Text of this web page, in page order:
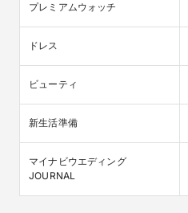
プレミアムウォッチ
ドレス
ビューティ
新生活準備
マイナビウエディング
JOURNAL